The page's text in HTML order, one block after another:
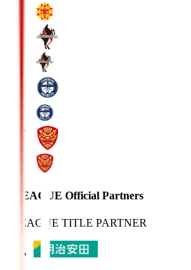
J.LEAGUE Official Partners
J.LEAGUE TITLE PARTNER